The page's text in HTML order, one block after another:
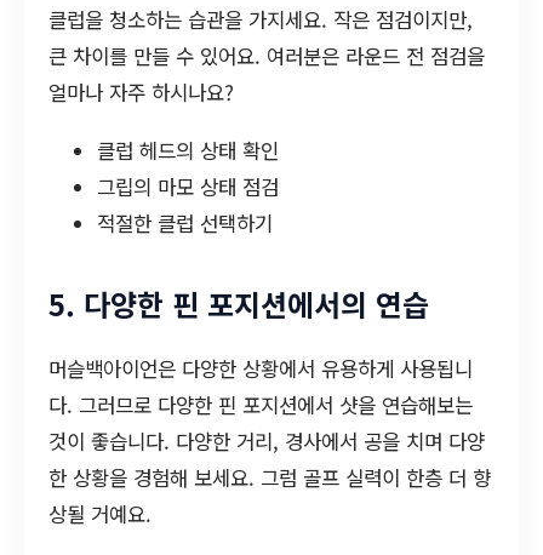
클럽을 청소하는 습관을 가지세요. 작은 점검이지만,
큰 차이를 만들 수 있어요. 여러분은 라운드 전 점검을
얼마나 자주 하시나요?
클럽 헤드의 상태 확인
그립의 마모 상태 점검
적절한 클럽 선택하기
5. 다양한 핀 포지션에서의 연습
머슬백아이언은 다양한 상황에서 유용하게 사용됩니
다. 그러므로 다양한 핀 포지션에서 샷을 연습해보는
것이 좋습니다. 다양한 거리, 경사에서 공을 치며 다양
한 상황을 경험해 보세요. 그럼 골프 실력이 한층 더 향
상될 거예요.